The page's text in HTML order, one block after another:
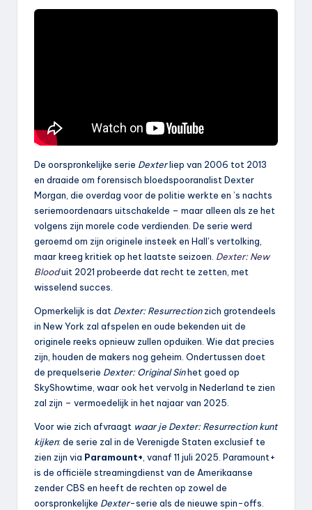
De oorspronkelijke serie Dexterliep van 2006 tot 2013
en draaide om forensisch bloedspooranalist Dexter
Morgan, die overdag voor de politie werkte en ’s nachts
seriemoordenaars uitschakelde – maar alleen als ze het
volgens zijn morele code verdienden. De serie werd
geroemd om zijn originele insteek en Hall’s vertolking,
maar kreeg kritiek op het laatste seizoen. Dexter: New
Blooduit 2021 probeerde dat recht te zetten, met
wisselend succes.
Opmerkelijk is dat Dexter: Resurrectionzich grotendeels
in New York zal afspelen en oude bekenden uit de
originele reeks opnieuw zullen opduiken. Wie dat precies
zijn, houden de makers nog geheim. Ondertussen doet
de prequelserie Dexter: Original Sinhet goed op
SkyShowtime, waar ook het vervolg in Nederland te zien
zal zijn – vermoedelijk in het najaar van 2025.
Voor wie zich afvraagt waar je Dexter: Resurrection kunt
kijken: de serie zal in de Verenigde Staten exclusief te
zien zijn via Paramount+, vanaf 11 juli 2025. Paramount+
is de officiële streamingdienst van de Amerikaanse
zender CBS en heeft de rechten op zowel de
oorspronkelijke Dexter-serie als de nieuwe spin-offs.